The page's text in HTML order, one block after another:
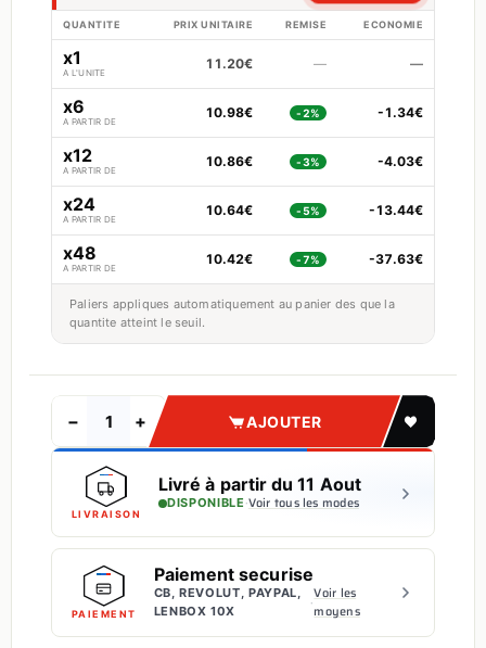
QUANTITE PRIX UNITAIRE REMISE ECONOMIE
x1
A L'UNITE
11.20€ — —
x6
A PARTIR DE
10.98€ -2% -1.34€
x12
A PARTIR DE
10.86€ -3% -4.03€
x24
A PARTIR DE
10.64€ -5% -13.44€
x48
A PARTIR DE
10.42€ -7% -37.63€
Paliers appliques automatiquement au panier des que la
quantite atteint le seuil.
− + AJOUTER
LIVRAISON
Livré à partir du 11 Aout
DISPONIBLE ·Voir tous les modes
PAIEMENT
Paiement securise
CB, REVOLUT, PAYPAL,
LENBOX 10X
·Voir les
moyens